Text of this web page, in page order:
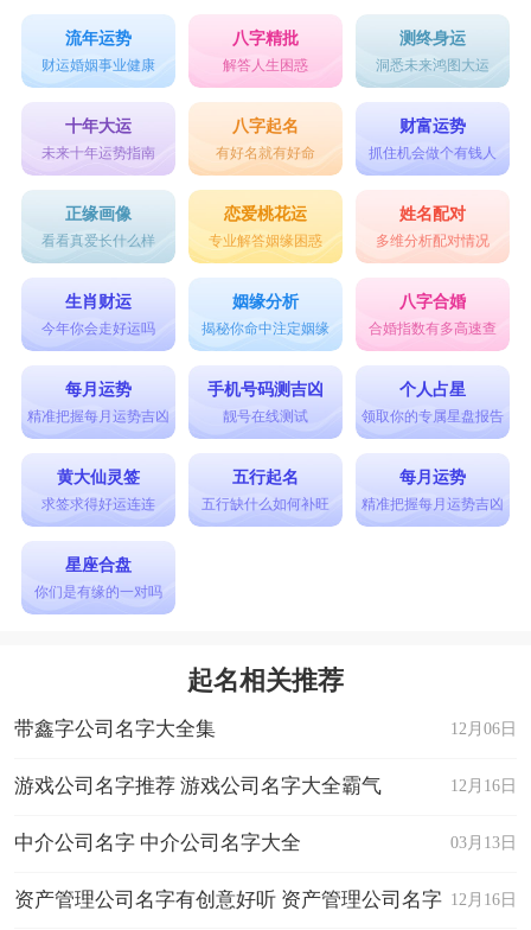
流年运势
财运婚姻事业健康
八字精批
解答人生困惑
测终身运
洞悉未来鸿图大运
十年大运
未来十年运势指南
八字起名
有好名就有好命
财富运势
抓住机会做个有钱人
正缘画像
看看真爱长什么样
恋爱桃花运
专业解答姻缘困惑
姓名配对
多维分析配对情况
生肖财运
今年你会走好运吗
姻缘分析
揭秘你命中注定姻缘
八字合婚
合婚指数有多高速查
每月运势
精准把握每月运势吉凶
手机号码测吉凶
靓号在线测试
个人占星
领取你的专属星盘报告
黄大仙灵签
求签求得好运连连
五行起名
五行缺什么如何补旺
每月运势
精准把握每月运势吉凶
星座合盘
你们是有缘的一对吗
起名相关推荐
12月06日
带鑫字公司名字大全集
12月16日
游戏公司名字推荐 游戏公司名字大全霸气
03月13日
中介公司名字 中介公司名字大全
12月16日
资产管理公司名字有创意好听 资产管理公司名字